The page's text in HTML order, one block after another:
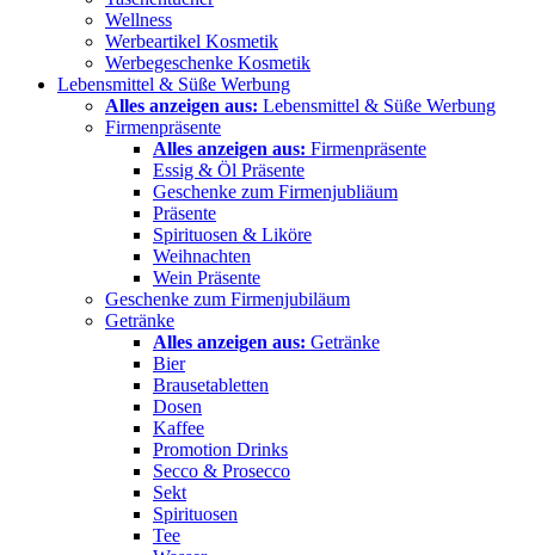
Wellness
Werbeartikel Kosmetik
Werbegeschenke Kosmetik
Lebensmittel & Süße Werbung
Alles anzeigen aus: Lebensmittel & Süße Werbung
Firmenpräsente
Alles anzeigen aus: Firmenpräsente
Essig & Öl Präsente
Geschenke zum Firmenjubliäum
Präsente
Spirituosen & Liköre
Weihnachten
Wein Präsente
Geschenke zum Firmenjubiläum
Getränke
Alles anzeigen aus: Getränke
Bier
Brausetabletten
Dosen
Kaffee
Promotion Drinks
Secco & Prosecco
Sekt
Spirituosen
Tee